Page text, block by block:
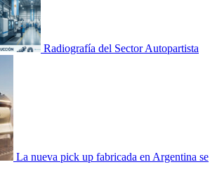
Radiografía del Sector Autopartista
La nueva pick up fabricada en Argentina se